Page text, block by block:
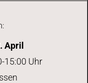
April
15:00 Uhr